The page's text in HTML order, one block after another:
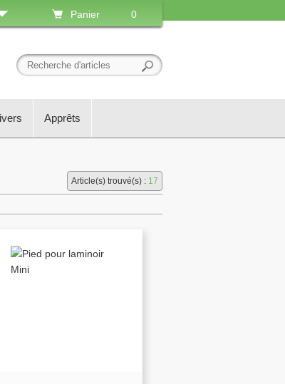
Panier 0
Apprêts
Article(s) trouvé(s) : 17